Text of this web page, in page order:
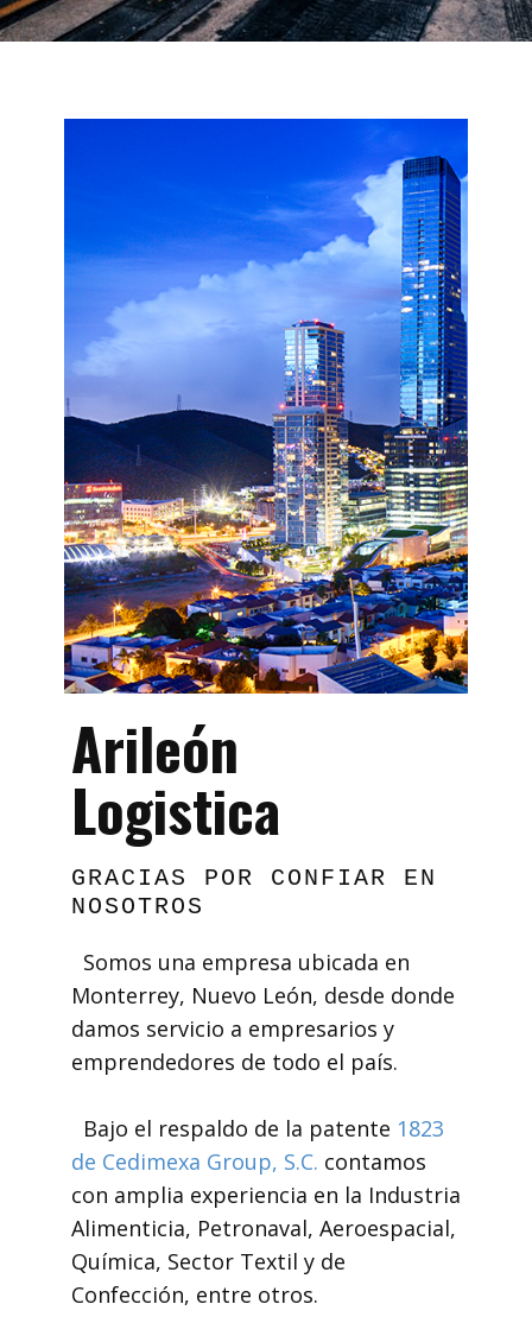
Arileón
Logistica
GRACIAS POR CONFIAR EN
NOSOTROS
Somos una empresa ubicada en
Monterrey, Nuevo León, desde donde
damos servicio a empresarios y
emprendedores de todo el país.
Bajo el respaldo de la patente 1823
de Cedimexa Group, S.C. contamos
con amplia experiencia en la Industria
Alimenticia, Petronaval, Aeroespacial,
Química, Sector Textil y de
Confección, entre otros.